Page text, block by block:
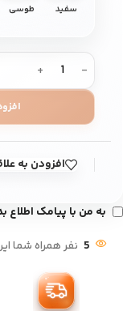
سفید طوسی
افزودن به
به من با پیامک اطلاع
5 نفر همراه شما